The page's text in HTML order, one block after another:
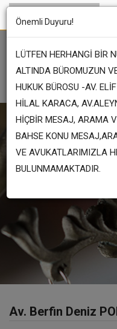
Önemli Duyuru!
LÜTFEN HERHANGİ BİR
ALTINDA BÜROMUZUN
HUKUK BÜROSU -AV.
HİLAL KARACA,
HİÇBİR MESAJ, ARAMA
BAHSE KONU
VE AVUKATLARIMIZLA
BULUNMAMAKTADIR.
Av. Berfin Deniz